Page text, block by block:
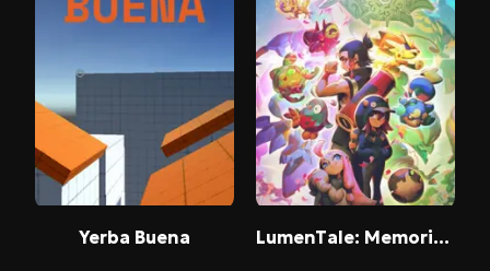
Yerba Buena LumenTale: Memories of Trey